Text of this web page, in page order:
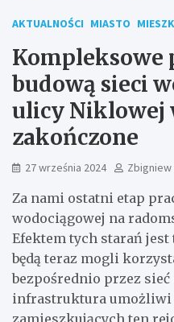
AKTUALNOŚCI MIASTO
Kompleksowe
budową sieci
ulicy Niklowej
zakończone
27 września 2024
Za nami ostatni etap
wodociągowej na
Efektem tych starań
będą teraz mogli
bezpośrednio przez
infrastruktura umożliwi
zamieszkujących ten